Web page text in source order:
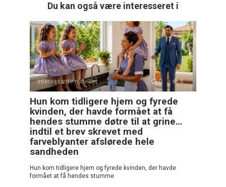
Du kan også være interesseret i
Interessante nyheder 0 6
Hun kom tidligere hjem og fyrede
kvinden, der havde formået at få
hendes stumme døtre til at grine…
indtil et brev skrevet med
farveblyanter afslørede hele
sandheden
Hun kom tidligere hjem og fyrede kvinden, der havde
formået at få hendes stumme